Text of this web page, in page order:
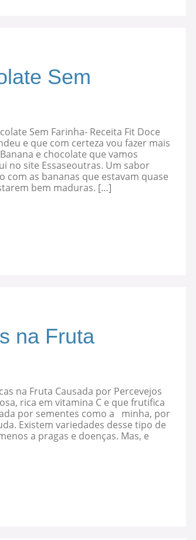
Sem
Sem Farinha- Receita Fit Doce
e que com certeza vou fazer mais
e chocolate que vamos
no site Essaseoutras. Um sabor
com as bananas que estavam quase
bem maduras. […]
na Fruta
na Fruta Causada por Percevejos
rica em vitamina C e que frutifica
por sementes como a minha, por
Existem variedades desse tipo de
a pragas e doenças. Mas, e